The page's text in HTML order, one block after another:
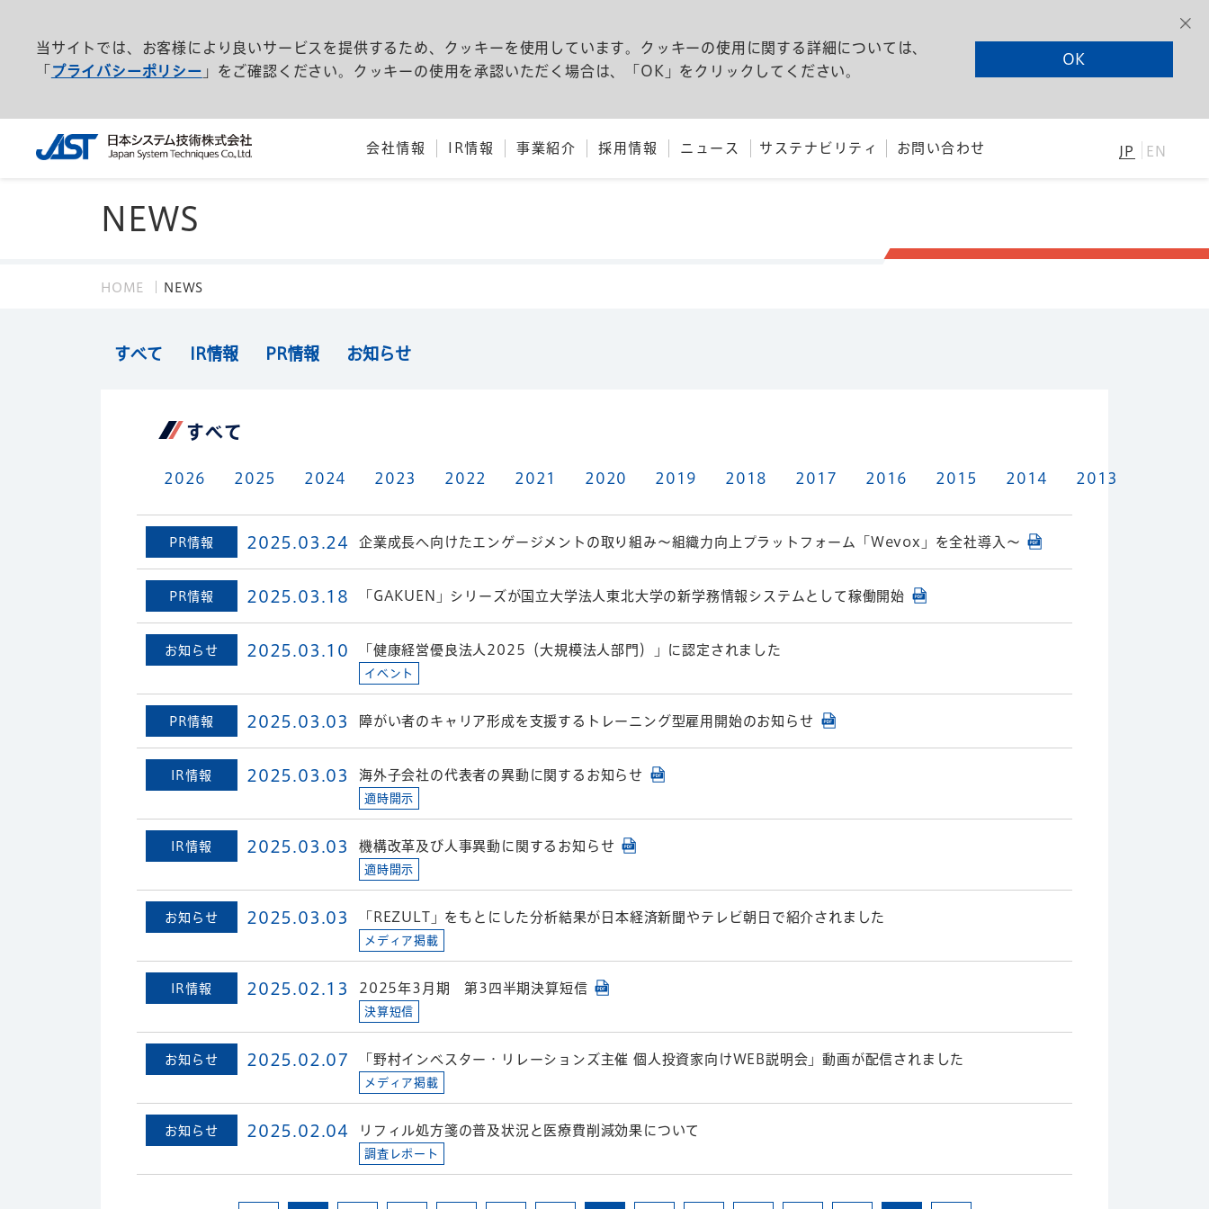
当サイトでは、お客様により良いサービスを提供するため、クッキーを使用しています。クッキーの使用に関する詳細については、
「 プライバシーポリシー 」をご確認ください。クッキーの使用を承認いただく場合は、「OK」をクリックしてください。
OK
会社情報 IR情報 事業紹介 採用情報 ニュース サステナビリティ お問い合わせ JP EN
NEWS
HOME NEWS
すべて IR情報 PR情報 お知らせ
すべて
2026 2025 2024 2023 2022 2021 2020 2019 2018 2017 2016 2015 2014 2013
PR情報 2025.03.24 企業成長へ向けたエンゲージメントの取り組み～組織力向上プラットフォーム「Wevox」を全社導入～
PR情報 2025.03.18 「GAKUEN」シリーズが国立大学法人東北大学の新学務情報システムとして稼働開始
お知らせ 2025.03.10 「健康経営優良法人2025（大規模法人部門）」に認定されました
イベント
PR情報 2025.03.03 障がい者のキャリア形成を支援するトレーニング型雇用開始のお知らせ
IR情報 2025.03.03 海外子会社の代表者の異動に関するお知らせ
適時開示
IR情報 2025.03.03 機構改革及び人事異動に関するお知らせ
適時開示
お知らせ 2025.03.03 「REZULT」をもとにした分析結果が日本経済新聞やテレビ朝日で紹介されました
メディア掲載
IR情報 2025.02.13 2025年3月期 第3四半期決算短信
決算短信
お知らせ 2025.02.07 「野村インベスター・リレーションズ主催 個人投資家向けWEB説明会」動画が配信されました
メディア掲載
お知らせ 2025.02.04 リフィル処方箋の普及状況と医療費削減効果について
調査レポート